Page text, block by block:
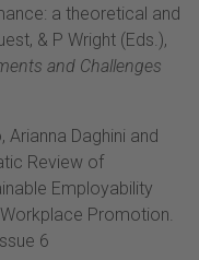
a theoretical and
& P Wright (Eds.),
and Challenges
Daghini and
Review of
Employability
Promotion.
6